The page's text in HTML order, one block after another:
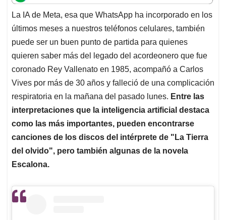
t
s
A
p
p
e
b
o
o
k
k
e
d
I
n
i
l
e
a
d
s
La IA de Meta, esa que WhatsApp ha incorporado en los
últimos meses a nuestros teléfonos celulares, también
puede ser un buen punto de partida para quienes
quieren saber más del legado del acordeonero que fue
coronado Rey Vallenato en 1985, acompañó a Carlos
Vives por más de 30 años y falleció de una complicación
respiratoria en la mañana del pasado lunes. Entre las
interpretaciones que la inteligencia artificial destaca
como las más importantes, pueden encontrarse
canciones de los discos del intérprete de "La Tierra
del olvido", pero también algunas de la novela
Escalona.